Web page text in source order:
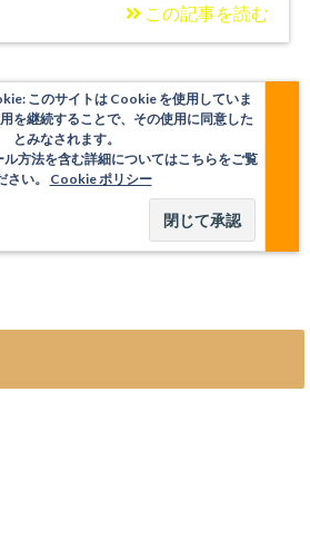
この記事を読む
このサイトは Cookie を使用していま
を継続することで、その使用に同意した
とみなされます。
方法を含む詳細についてはこちらをご覧
さい。 Cookie ポリシー